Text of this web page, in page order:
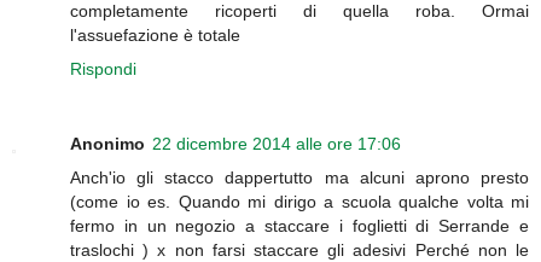
completamente ricoperti di quella roba. Ormai
l'assuefazione è totale
Rispondi
Anonimo 22 dicembre 2014 alle ore 17:06
Anch'io gli stacco dappertutto ma alcuni aprono presto
(come io es. Quando mi dirigo a scuola qualche volta mi
fermo in un negozio a staccare i foglietti di Serrande e
traslochi ) x non farsi staccare gli adesivi Perché non le